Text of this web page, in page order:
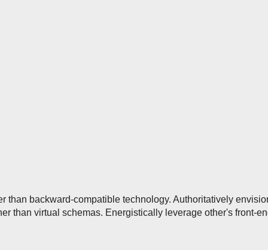
than backward-compatible technology. Authoritatively
than virtual schemas. Energistically leverage other's front-